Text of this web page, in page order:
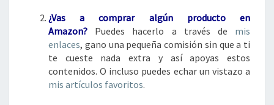
¿Vas a comprar algúnproducto en
Amazon? Puedes hacerlo a través de mis
enlaces, gano una pequeña comisión sin que a ti
te cueste nada extra y así apoyas estos
contenidos. O incluso puedes echar un vistazo a
mis artículos favoritos.